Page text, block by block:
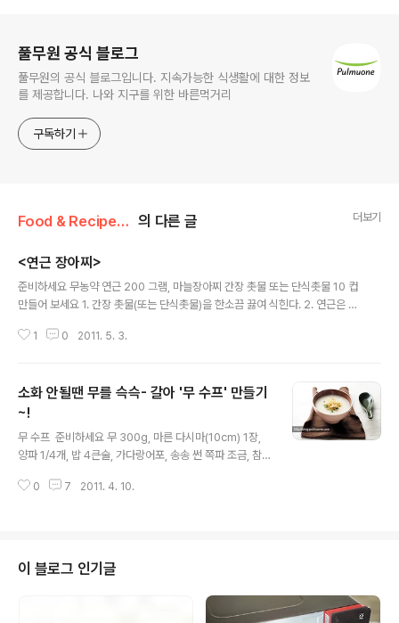
풀무원 공식 블로그
풀무원의 공식 블로그입니다. 지속가능한 식생활에 대한 정보
를 제공합니다. 나와 지구를 위한 바른먹거리
구독하기
Food & Recipe/건강 레시피 의 다른 글 더보기
<연근 장아찌>
준비하세요 무농약 연근 200 그램, 마늘장아찌 간장 촛물 또는 단식촛물 10 컵
만들어 보세요 1. 간장 촛물(또는 단식촛물)을 한소끔 끓여 식힌다. 2. 연근은 껍
을 부은 다음 입구를 단단히 봉하여 일주일쯤 삭힌다. 덧붙이는 말 삭힌 마늘장
정자 사진|톤스튜디오 그릇|아올다 www.aolda.com *본 레시피는 풀무원 사
외보 2005년 가을호에서 발췌하였습니다. posted by 풀반장
1 0 2011. 5. 3.
소화 안될땐 무를 슥슥- 갈아 '무 수프' 만들기
~!
무 수프 준비하세요 무 300g, 마른 다시마(10cm) 1장,
양파 1/4개, 밥 4큰술, 가다랑어포, 송송 썬 쪽파 조금, 참
요 1 무는 껍질 채 1cm 두께로 썬다. 양파도 1cm 너비로
넣고 저어가며 끓이고 걸쭉해지면 참치엑기스와 토판염을
넣어 간을 맞추고 그릇에 담고 가다랑어포와 송송 썬 쪽파
를 올린다. 풀반장표 특별 레시피 - 무 편 1. 무 소개 2. 무
촬영 현장 스케치 3. [레시피] 무 굴밥 4. [레시피] 무 가자
0 7 2011. 4. 10.
이 블로그 인기글